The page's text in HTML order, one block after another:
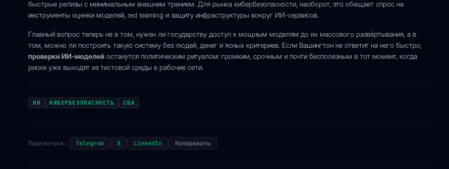
быстрые релизы с минимальным внешним трением. Для рынка кибербезопасности, наоборот, это обещает спрос на
инструменты оценки моделей, red teaming и защиту инфраструктуры вокруг ИИ-сервисов.
Главный вопрос теперь не в том, нужен ли государству доступ к мощным моделям до их массового развёртывания, а в
том, можно ли построить такую систему без людей, денег и ясных критериев. Если Вашингтон не ответит на него быстро,
проверки ИИ-моделей останутся политическим ритуалом: громким, срочным и почти бесполезным в тот момент, когда
риски уже выходят из тестовой среды в рабочие сети.
ИИ КИБЕРБЕЗОПАСНОСТЬ США
Поделиться: Telegram X LinkedIn Копировать